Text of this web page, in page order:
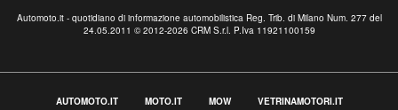
Automoto.it - quotidiano di informazione automobilistica Reg. Trib. di Milano Num. 277 del
24.05.2011 © 2012-2026 CRM S.r.l. P.Iva 11921100159
AUTOMOTO.IT MOTO.IT MOW VETRINAMOTORI.IT